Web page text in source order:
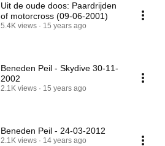
Uit de oude doos: Paardrijden
of motorcross (09-06-2001)
5.4K views 15 years ago
Beneden Peil - Skydive 30-11-
2002
2.1K views 15 years ago
Beneden Peil - 24-03-2012
2.1K views 14 years ago